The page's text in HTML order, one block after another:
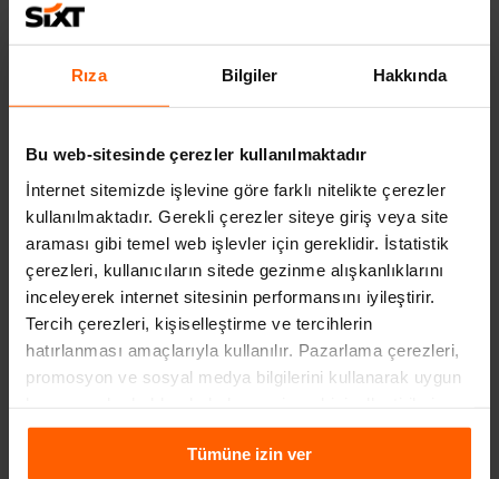
Rıza Bilgiler Hakkında
Bu web-sitesinde çerezler kullanılmaktadır
İnternet sitemizde işlevine göre farklı nitelikte çerezler
kullanılmaktadır. Gerekli çerezler siteye giriş veya site
araması gibi temel web işlevler için gereklidir. İstatistik
çerezleri, kullanıcıların sitede gezinme alışkanlıklarını
inceleyerek internet sitesinin performansını iyileştirir.
Tercih çerezleri, kişiselleştirme ve tercihlerin
hatırlanması amaçlarıyla kullanılır. Pazarlama çerezleri,
promosyon ve sosyal medya bilgilerini kullanarak uygun
içeriklerin sunulmasına yardımcı olur. Daha fazla
Çerezlere İlişkin Aydınlatma Metni
Tümüne izin ver
arabaları, makam aracı olarak kullanabileceğiniz modeller, arazi
şartlarına uygun otomobiller gibi pek çok seçenek bulunur.
Sakarya şubesi nerede?
SIXT Sakarya şubesi açık adresi: Erenler Mah. Uluyol Cad. No:3/2
Erenler/Sakarya
Müşteri hizmetleri telefon numarası nedir?
SIXT müşteri hizmetleri telefon numarası: 0850 222 2 000
SIXT hakkında farklı sorularım var.